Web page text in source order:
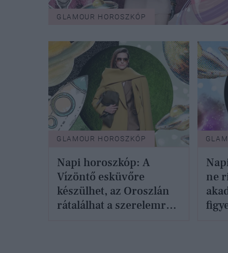
GLAMOUR HOROSZKÓP
GLAMOUR HOROSZKÓP
Napi horoszkóp: A
Vízöntő esküvőre
készülhet, az Oroszlán
rátalálhat a szerelemre -
ne